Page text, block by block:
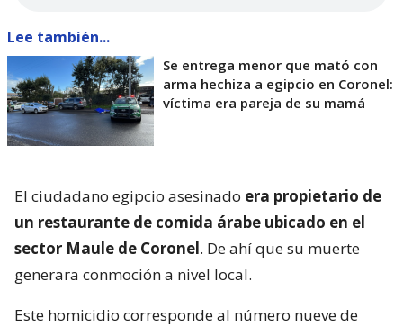
Lee también...
Se entrega menor que mató con
arma hechiza a egipcio en Coronel:
víctima era pareja de su mamá
El ciudadano egipcio asesinado era propietario de
un restaurante de comida árabe ubicado en el
sector Maule de Coronel. De ahí que su muerte
generara conmoción a nivel local.
Este homicidio corresponde al número nueve de